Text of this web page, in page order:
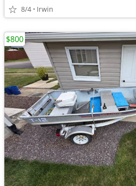
8/4 Irwin
$800